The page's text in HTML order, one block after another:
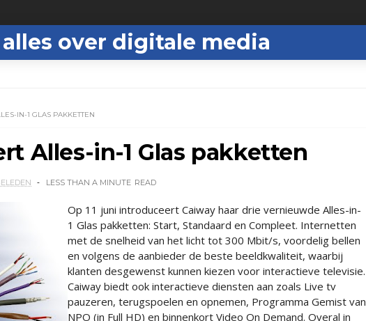
over digitale media
IN-1 GLAS PAKKETTEN
Alles-in-1 Glas pakketten
LESS THAN A MINUTE READ
Op 11 juni introduceert Caiway haar drie vernieuwde Alles-in-
1 Glas pakketten: Start, Standaard en Compleet. Internetten
met de snelheid van het licht tot 300 Mbit/s, voordelig bellen
en volgens de aanbieder de beste beeldkwaliteit, waarbij
klanten desgewenst kunnen kiezen voor interactieve televisie.
Caiway biedt ook interactieve diensten aan zoals Live tv
pauzeren, terugspoelen en opnemen, Programma Gemist van
NPO (in Full HD) en binnenkort Video On Demand. Overal in